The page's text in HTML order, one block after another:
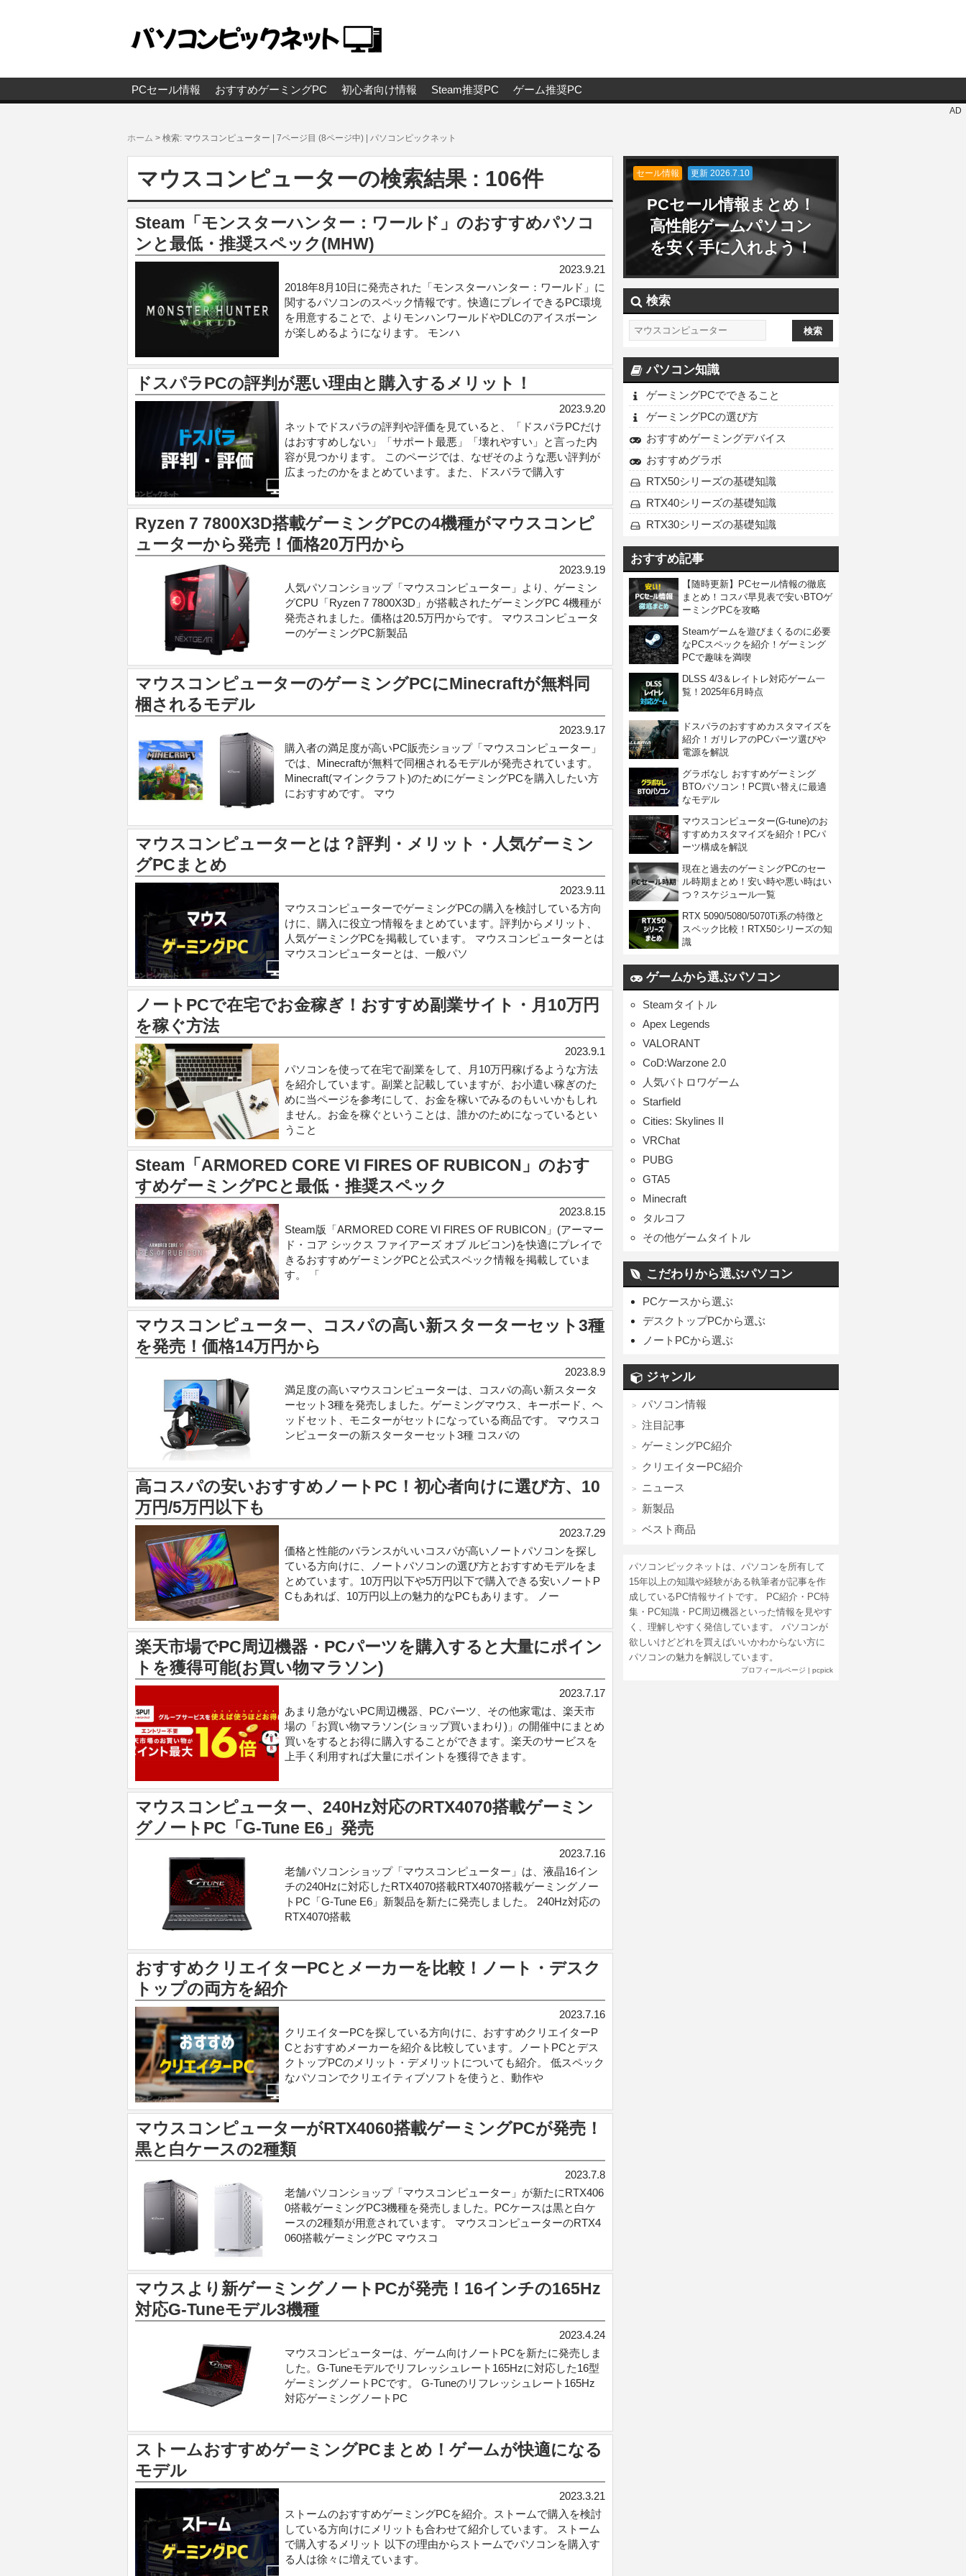
PCセール情報 おすすめゲーミングPC 初心者向け情報 Steam推奨PC ゲーム推奨PC
AD
ホーム > 検索: マウスコンピューター | 7ページ目 (8ページ中) | パソコンピックネット
マウスコンピューターの検索結果 : 106件
Steam「モンスターハンター：ワールド」のおすすめパソコ
ンと最低・推奨スペック(MHW)
2023.9.21
2018年8月10日に発売された「モンスターハンター：ワールド」に
関するパソコンのスペック情報です。快適にプレイできるPC環境
を用意することで、よりモンハンワールドやDLCのアイスボーン
が楽しめるようになります。 モンハ
ドスパラPCの評判が悪い理由と購入するメリット！
2023.9.20
ネットでドスパラの評判や評価を見ていると、「ドスパラPCだけ
はおすすめしない」「サポート最悪」「壊れやすい」と言った内
容が見つかります。 このページでは、なぜそのような悪い評判が
広まったのかをまとめています。また、ドスパラで購入す
Ryzen 7 7800X3D搭載ゲーミングPCの4機種がマウスコンピ
ューターから発売！価格20万円から
2023.9.19
人気パソコンショップ「マウスコンピューター」より、ゲーミン
グCPU「Ryzen 7 7800X3D」が搭載されたゲーミングPC 4機種が
発売されました。価格は20.5万円からです。 マウスコンピュータ
ーのゲーミングPC新製品
マウスコンピューターのゲーミングPCにMinecraftが無料同
梱されるモデル
2023.9.17
購入者の満足度が高いPC販売ショップ「マウスコンピューター」
では、Minecraftが無料で同梱されるモデルが発売されています。
Minecraft(マインクラフト)のためにゲーミングPCを購入したい方
におすすめです。 マウ
マウスコンピューターとは？評判・メリット・人気ゲーミン
グPCまとめ
2023.9.11
マウスコンピューターでゲーミングPCの購入を検討している方向
けに、購入に役立つ情報をまとめています。評判からメリット、
人気ゲーミングPCを掲載しています。 マウスコンピューターとは
マウスコンピューターとは、一般パソ
ノートPCで在宅でお金稼ぎ！おすすめ副業サイト・月10万円
を稼ぐ方法
2023.9.1
パソコンを使って在宅で副業をして、月10万円稼げるような方法
を紹介しています。副業と記載していますが、お小遣い稼ぎのた
めに当ページを参考にして、お金を稼いでみるのもいいかもしれ
ません。お金を稼ぐということは、誰かのためになっているとい
うこと
Steam「ARMORED CORE VI FIRES OF RUBICON」のおす
すめゲーミングPCと最低・推奨スペック
2023.8.15
Steam版「ARMORED CORE VI FIRES OF RUBICON」(アーマー
ド・コア シックス ファイアーズ オブ ルビコン)を快適にプレイで
きるおすすめゲーミングPCと公式スペック情報を掲載していま
す。 「
マウスコンピューター、コスパの高い新スターターセット3種
を発売！価格14万円から
2023.8.9
満足度の高いマウスコンピューターは、コスパの高い新スタータ
ーセット3種を発売しました。ゲーミングマウス、キーボード、ヘ
ッドセット、モニターがセットになっている商品です。 マウスコ
ンピューターの新スターターセット3種 コスパの
高コスパの安いおすすめノートPC！初心者向けに選び方、10
万円/5万円以下も
2023.7.29
価格と性能のバランスがいいコスパが高いノートパソコンを探し
ている方向けに、ノートパソコンの選び方とおすすめモデルをま
とめています。10万円以下や5万円以下で購入できる安いノートP
Cもあれば、10万円以上の魅力的なPCもあります。 ノー
楽天市場でPC周辺機器・PCパーツを購入すると大量にポイン
トを獲得可能(お買い物マラソン)
2023.7.17
あまり急がないPC周辺機器、PCパーツ、その他家電は、楽天市
場の「お買い物マラソン(ショップ買いまわり)」の開催中にまとめ
買いをするとお得に購入することができます。楽天のサービスを
上手く利用すれば大量にポイントを獲得できます。
マウスコンピューター、240Hz対応のRTX4070搭載ゲーミン
グノートPC「G-Tune E6」発売
2023.7.16
老舗パソコンショップ「マウスコンピューター」は、液晶16イン
チの240Hzに対応したRTX4070搭載RTX4070搭載ゲーミングノー
トPC「G-Tune E6」新製品を新たに発売しました。 240Hz対応の
RTX4070搭載
おすすめクリエイターPCとメーカーを比較！ノート・デスク
トップの両方を紹介
2023.7.16
クリエイターPCを探している方向けに、おすすめクリエイターP
Cとおすすめメーカーを紹介＆比較しています。ノートPCとデス
クトップPCのメリット・デメリットについても紹介。 低スペック
なパソコンでクリエイティブソフトを使うと、動作や
マウスコンピューターがRTX4060搭載ゲーミングPCが発売！
黒と白ケースの2種類
2023.7.8
老舗パソコンショップ「マウスコンピューター」が新たにRTX406
0搭載ゲーミングPC3機種を発売しました。PCケースは黒と白ケ
ースの2種類が用意されています。 マウスコンピューターのRTX4
060搭載ゲーミングPC マウスコ
マウスより新ゲーミングノートPCが発売！16インチの165Hz
対応G-Tuneモデル3機種
2023.4.24
マウスコンピューターは、ゲーム向けノートPCを新たに発売しま
した。G-Tuneモデルでリフレッシュレート165Hzに対応した16型
ゲーミングノートPCです。 G-Tuneのリフレッシュレート165Hz
対応ゲーミングノートPC
ストームおすすめゲーミングPCまとめ！ゲームが快適になる
モデル
2023.3.21
ストームのおすすめゲーミングPCを紹介。ストームで購入を検討
している方向けにメリットも合わせて紹介しています。 ストーム
で購入するメリット 以下の理由からストームでパソコンを購入す
る人は徐々に増えています。
セール情報 更新 2026.7.10
PCセール情報まとめ！
高性能ゲームパソコン
を安く手に入れよう！
検索
パソコン知識
ゲーミングPCでできること
ゲーミングPCの選び方
おすすめゲーミングデバイス
おすすめグラボ
RTX50シリーズの基礎知識
RTX40シリーズの基礎知識
RTX30シリーズの基礎知識
おすすめ記事
【随時更新】PCセール情報の徹底
まとめ！コスパ早見表で安いBTOゲ
ーミングPCを攻略
Steamゲームを遊びまくるのに必要
なPCスペックを紹介！ゲーミング
PCで趣味を満喫
DLSS 4/3＆レイトレ対応ゲーム一
覧！2025年6月時点
ドスパラのおすすめカスタマイズを
紹介！ガリレアのPCパーツ選びや
電源を解説
グラボなし おすすめゲーミング
BTOパソコン！PC買い替えに最適
なモデル
マウスコンピューター(G-tune)のお
すすめカスタマイズを紹介！PCパ
ーツ構成を解説
現在と過去のゲーミングPCのセー
ル時期まとめ！安い時や悪い時はい
つ？スケジュール一覧
RTX 5090/5080/5070Ti系の特徴と
スペック比較！RTX50シリーズの知
識
ゲームから選ぶパソコン
Steamタイトル
Apex Legends
VALORANT
CoD:Warzone 2.0
人気バトロワゲーム
Starfield
Cities: Skylines II
VRChat
PUBG
GTA5
Minecraft
タルコフ
その他ゲームタイトル
こだわりから選ぶパソコン
PCケースから選ぶ
デスクトップPCから選ぶ
ノートPCから選ぶ
ジャンル
パソコン情報
注目記事
ゲーミングPC紹介
クリエイターPC紹介
ニュース
新製品
ベスト商品
パソコンピックネットは、パソコンを所有して
15年以上の知識や経験がある執筆者が記事を作
成しているPC情報サイトです。 PC紹介・PC特
集・PC知識・PC周辺機器といった情報を見やす
く、理解しやすく発信しています。 パソコンが
欲しいけどどれを買えばいいかわからない方に
パソコンの魅力を解説しています。
プロフィールページ | pcpick